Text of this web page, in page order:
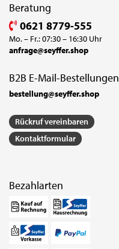
Beratung
0621 8779-555
Mo. – Fr.: 07:30 – 16:30 Uhr
anfrage@seyffer.shop
B2B E-Mail-Bestellungen
bestellung@seyffer.shop
Rückruf vereinbaren
Kontaktformular
Bezahlarten